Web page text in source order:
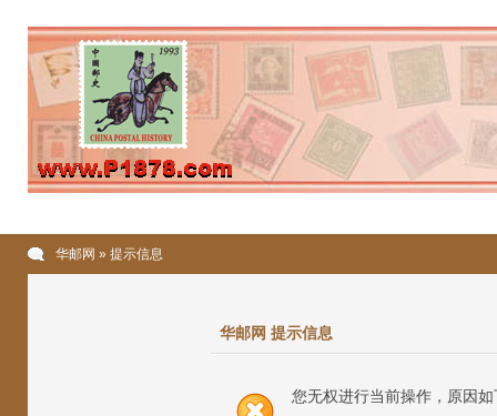
华邮网 » 提示信息
华邮网 提示信息
您无权进行当前操作，原因如